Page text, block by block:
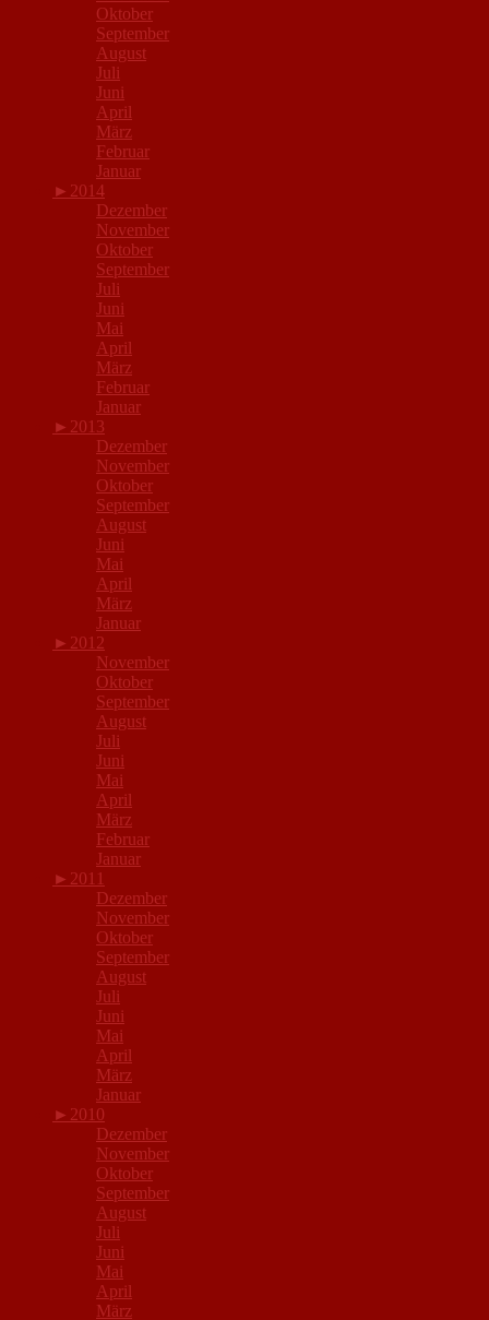
Oktober
September
August
Juli
Juni
April
März
Februar
Januar
► 2014
Dezember
November
Oktober
September
Juli
Juni
Mai
April
März
Februar
Januar
► 2013
Dezember
November
Oktober
September
August
Juni
Mai
April
März
Januar
► 2012
November
Oktober
September
August
Juli
Juni
Mai
April
März
Februar
Januar
► 2011
Dezember
November
Oktober
September
August
Juli
Juni
Mai
April
März
Januar
► 2010
Dezember
November
Oktober
September
August
Juli
Juni
Mai
April
März